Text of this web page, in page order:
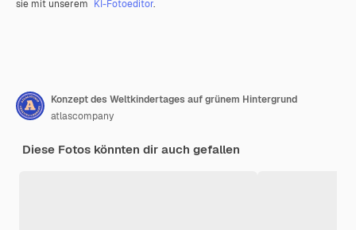
sie mit unserem KI-Fotoeditor.
Konzept des Weltkindertages auf grünem Hintergrund
atlascompany
Diese Fotos könnten dir auch gefallen